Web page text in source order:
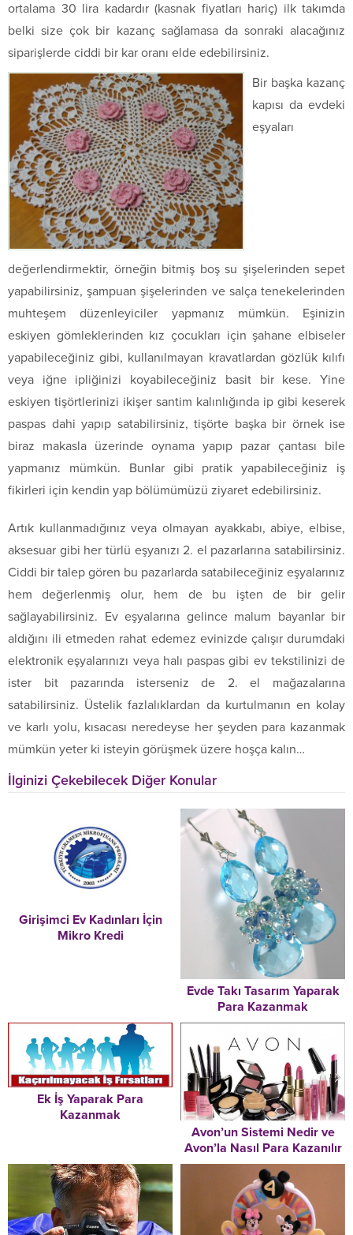
ortalama 30 lira kadardır (kasnak fiyatları hariç) ilk takımda
belki size çok bir kazanç sağlamasa da sonraki alacağınız
siparişlerde ciddi bir kar oranı elde edebilirsiniz.
Bir başka kazanç
kapısı da evdeki
eşyaları
değerlendirmektir, örneğin bitmiş boş su şişelerinden sepet
yapabilirsiniz, şampuan şişelerinden ve salça tenekelerinden
muhteşem düzenleyiciler yapmanız mümkün. Eşinizin
eskiyen gömleklerinden kız çocukları için şahane elbiseler
yapabileceğiniz gibi, kullanılmayan kravatlardan gözlük kılıfı
veya iğne ipliğinizi koyabileceğiniz basit bir kese. Yine
eskiyen tişörtlerinizi ikişer santim kalınlığında ip gibi keserek
paspas dahi yapıp satabilirsiniz, tişörte başka bir örnek ise
biraz makasla üzerinde oynama yapıp pazar çantası bile
yapmanız mümkün. Bunlar gibi pratik yapabileceğiniz iş
fikirleri için kendin yap bölümümüzü ziyaret edebilirsiniz.
Artık kullanmadığınız veya olmayan ayakkabı, abiye, elbise,
aksesuar gibi her türlü eşyanızı 2. el pazarlarına satabilirsiniz.
Ciddi bir talep gören bu pazarlarda satabileceğiniz eşyalarınız
hem değerlenmiş olur, hem de bu işten de bir gelir
sağlayabilirsiniz. Ev eşyalarına gelince malum bayanlar bir
aldığını ili etmeden rahat edemez evinizde çalışır durumdaki
elektronik eşyalarınızı veya halı paspas gibi ev tekstilinizi de
ister bit pazarında isterseniz de 2. el mağazalarına
satabilirsiniz. Üstelik fazlalıklardan da kurtulmanın en kolay
ve karlı yolu, kısacası neredeyse her şeyden para kazanmak
mümkün yeter ki isteyin görüşmek üzere hoşça kalın…
İlginizi Çekebilecek Diğer Konular
Girişimci Ev Kadınları İçin
Mikro Kredi
Evde Takı Tasarım Yaparak
Para Kazanmak
Ek İş Yaparak Para
Kazanmak
Avon’un Sistemi Nedir ve
Avon’la Nasıl Para Kazanılır